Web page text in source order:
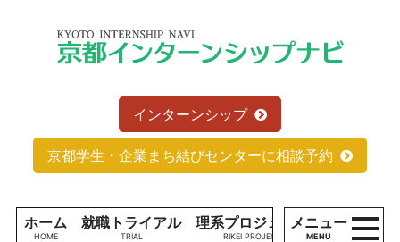
ナビゲーションへ
ホームへ
プ
ナ
インターンシップ
京都学生・企業まち結びセンターに相談予約
ホーム 就職トライアル 理系プロジェクト 学生の方へ
メニュー
MENU